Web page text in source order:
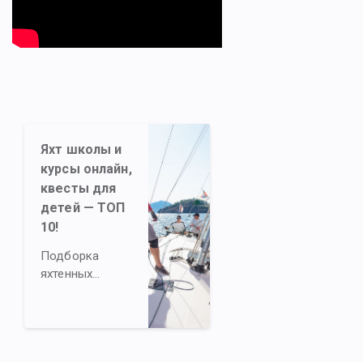
Яхт школы и
курсы онлайн,
квесты для
детей — ТОП
10!
Подборка
яхтенных